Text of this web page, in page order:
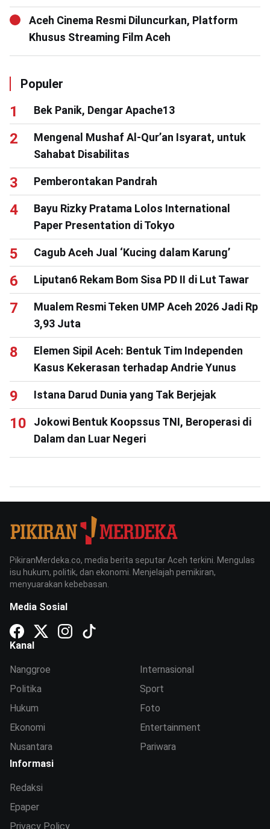
Aceh Cinema Resmi Diluncurkan, Platform
Khusus Streaming Film Aceh
Populer
Bek Panik, Dengar Apache13
Mengenal Mushaf Al-Qur’an Isyarat, untuk
Sahabat Disabilitas
Pemberontakan Pandrah
Bayu Rizky Pratama Lolos International
Paper Presentation di Tokyo
Cagub Aceh Jual ‘Kucing dalam Karung’
Liputan6 Rekam Bom Sisa PD II di Lut Tawar
Mualem Resmi Teken UMP Aceh 2026 Jadi Rp
3,93 Juta
Elemen Sipil Aceh: Bentuk Tim Independen
Kasus Kekerasan terhadap Andrie Yunus
Istana Darud Dunia yang Tak Berjejak
Jokowi Bentuk Koopssus TNI, Beroperasi di
Dalam dan Luar Negeri
PikiranMerdeka.co, media berita seputar Aceh terkini. Mengulas
isu hukum, politik, dan ekonomi. Menjelajah pemikiran,
menyuarakan kebebasan.
Media Sosial
Kanal
Nanggroe
Politika
Hukum
Ekonomi
Nusantara
Internasional
Sport
Foto
Entertainment
Pariwara
Informasi
Redaksi
Epaper
Privacy Policy